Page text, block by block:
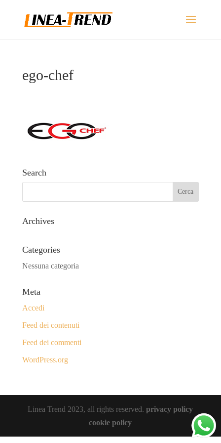
ego-chef
Search
Archives
Categories
Nessuna categoria
Meta
Accedi
Feed dei contenuti
Feed dei commenti
WordPress.org
Linea Trend 2023, all rights reserved.privacy policy
cookie policy